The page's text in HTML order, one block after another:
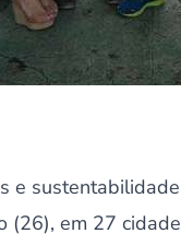
e
(26), em 27